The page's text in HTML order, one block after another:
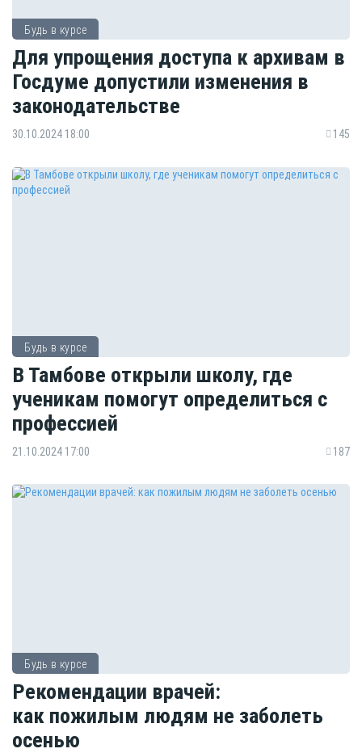
Будь в курсе
Для упрощения доступа к архивам в
Госдуме допустили изменения в
законодательстве
30.10.2024 18:00 145
Будь в курсе
В Тамбове открыли школу, где
ученикам помогут определиться с
профессией
21.10.2024 17:00 187
Будь в курсе
Рекомендации врачей:
как пожилым людям не заболеть
осенью